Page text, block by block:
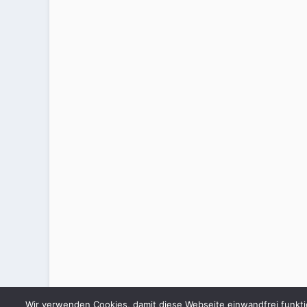
Wir verwenden Cookies, damit diese Webseite einwandfrei